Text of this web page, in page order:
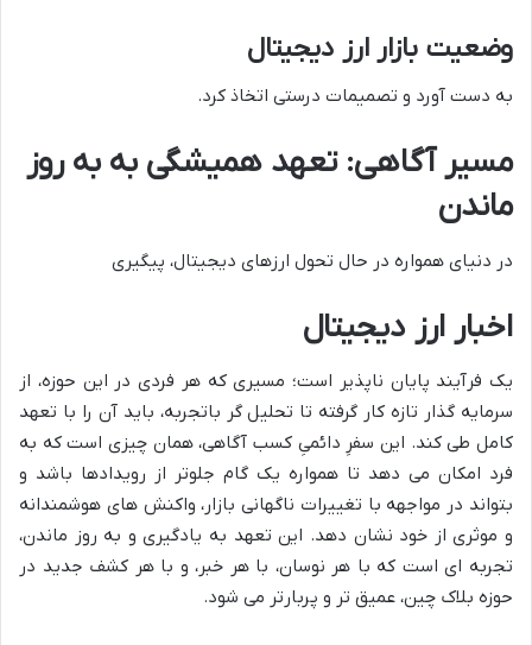
وضعیت بازار ارز دیجیتال
به دست آورد و تصمیمات درستی اتخاذ کرد.
مسیر آگاهی: تعهد همیشگی به به روز
ماندن
در دنیای همواره در حال تحول ارزهای دیجیتال، پیگیری
اخبار ارز دیجیتال
یک فرآیند پایان ناپذیر است؛ مسیری که هر فردی در این حوزه، از
سرمایه گذار تازه کار گرفته تا تحلیل گر باتجربه، باید آن را با تعهد
کامل طی کند. این سفرِ دائمیِ کسب آگاهی، همان چیزی است که به
فرد امکان می دهد تا همواره یک گام جلوتر از رویدادها باشد و
بتواند در مواجهه با تغییرات ناگهانی بازار، واکنش های هوشمندانه
و موثری از خود نشان دهد. این تعهد به یادگیری و به روز ماندن،
تجربه ای است که با هر نوسان، با هر خبر، و با هر کشف جدید در
حوزه بلاک چین، عمیق تر و پربارتر می شود.